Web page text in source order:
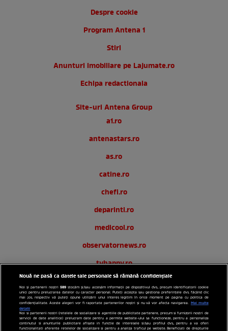
Despre cookie
Program Antena 1
Stiri
Anunturi imobiliare pe Lajumate.ro
Echipa redactionala
Site-uri Antena Group
a1.ro
antenastars.ro
as.ro
catine.ro
chefi.ro
deparinti.ro
medicool.ro
observatornews.ro
tvhappy.ro
useit.ro
zutv.ro
Trends AntenaPLAY
Nouă ne pasă ca datele tale personale să rămână confidențiale
Noi și partenerii noștri589 stocăm și/sau accesăm informații pe dispozitivul dvs., precum identificatorii cookie
unici pentru prelucrarea datelor cu caracter personal. Puteți accepta sau gestiona preferințele dvs. făcând clic
mai jos, respectiv vă puteți opune utilizării unui interes legitim în orice moment pe pagina cu politica de
confidențialitate. Aceste alegeri vor fi raportate partenerilor noștri și nu vă vor afecta navigarea. Mai multe
detalii
Noi si partenerii nostri (retelele de socializare si agentiile de publicitate partenere, precum si furnizorii nostri de
servicii de date analitice) prelucram date pentru a permite website-ului sa functioneze, pentru a personaliza
continutul si anunturile publicitare afisate in functie de interesele si/sau profilul dvs., pentru a va oferi
functionalitati aferente retelelor de socializare si pentru a analiza traficul pe website. Beneficiati de drepturile